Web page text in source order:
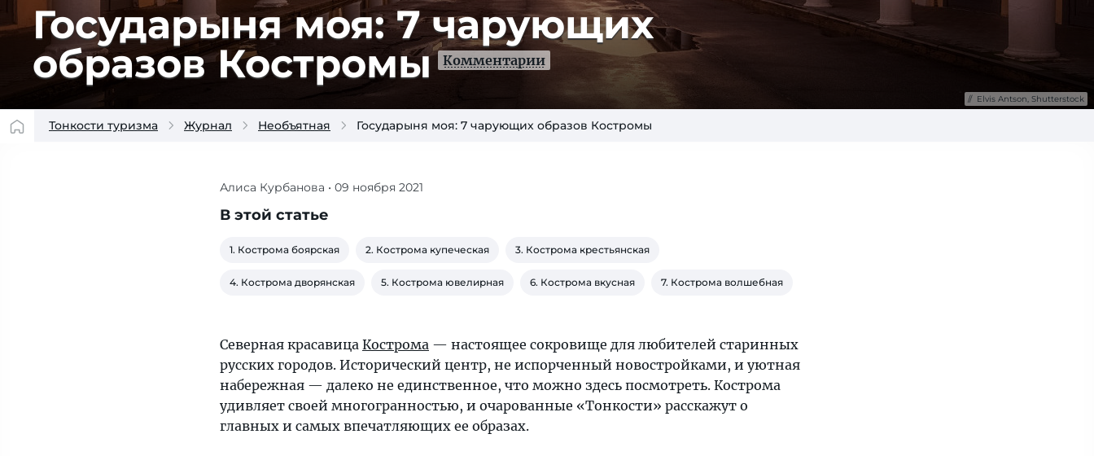
Государыня моя: 7 чарующих
образов Костромы
Комментарии
Elvis Antson, Shutterstock
Тонкости туризма Журнал Необъятная Государыня моя: 7 чарующих образов Костромы
Кострома
удивляет
многогранностью,
очарованные
вам
о
главных
ее
гранях
Алиса Курбанова • 09 ноября 2021
В этой статье
1. Кострома боярская 2. Кострома купеческая 3. Кострома крестьянская
4. Кострома дворянская 5. Кострома ювелирная 6. Кострома вкусная 7. Кострома волшебная
Северная красавица Кострома — настоящее сокровище для любителей старинных
русских городов. Исторический центр, не испорченный новостройками, и уютная
набережная — далеко не единственное, что можно здесь посмотреть. Кострома
удивляет своей многогранностью, и очарованные «Тонкости» расскажут о
главных и самых впечатляющих ее образах.